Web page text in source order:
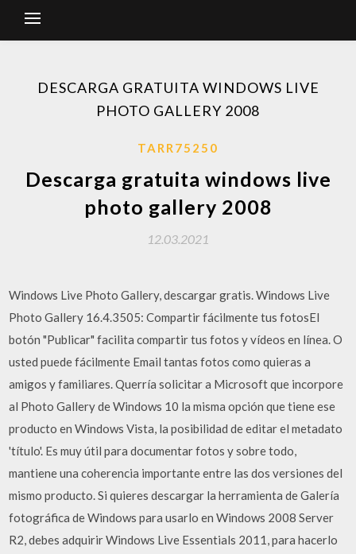
DESCARGA GRATUITA WINDOWS LIVE
PHOTO GALLERY 2008
TARR75250
Descarga gratuita windows live
photo gallery 2008
12.03.2021
Windows Live Photo Gallery, descargar gratis. Windows Live
Photo Gallery 16.4.3505: Compartir fácilmente tus fotosEl
botón "Publicar" facilita compartir tus fotos y vídeos en línea. O
usted puede fácilmente Email tantas fotos como quieras a
amigos y familiares. Querría solicitar a Microsoft que incorpore
al Photo Gallery de Windows 10 la misma opción que tiene ese
producto en Windows Vista, la posibilidad de editar el metadato
'título'. Es muy útil para documentar fotos y sobre todo,
mantiene una coherencia importante entre las dos versiones del
mismo producto. Si quieres descargar la herramienta de Galería
fotográfica de Windows para usarlo en Windows 2008 Server
R2, debes adquirir Windows Live Essentials 2011, para hacerlo